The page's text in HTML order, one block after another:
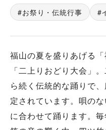
お祭り・伝統行事
福山の夏を盛りあげる
「二上りおどり大会」
ら続く伝統的な踊りで
定されています。唄の
に合わせて踊ります。